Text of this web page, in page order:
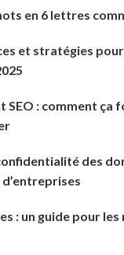
en 6 lettres
et stratégies
SEO : comment ça
des
: un guide pour les